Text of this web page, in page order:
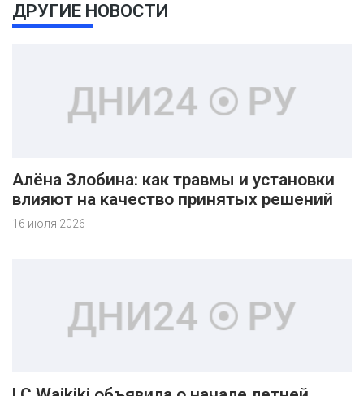
ДРУГИЕ НОВОСТИ
Алёна Злобина: как травмы и установки
влияют на качество принятых решений
16 июля 2026